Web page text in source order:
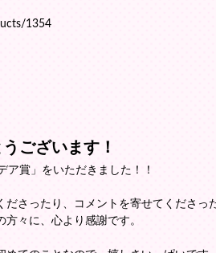
1354
ございます！
ア賞」をいただきました！！
さったり、コメントを寄せてくださっ
々に、心より感謝です。